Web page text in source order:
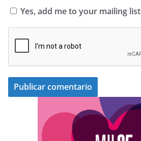
Yes, add me to your mailing list